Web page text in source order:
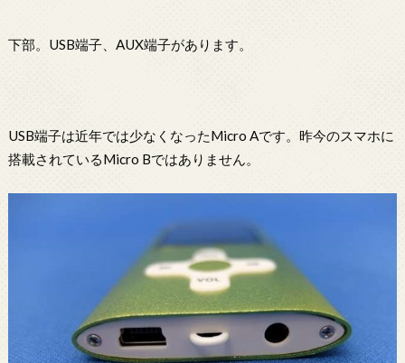
下部。USB端子、AUX端子があります。
USB端子は近年では少なくなったMicro Aです。昨今のスマホに
搭載されているMicro Bではありません。